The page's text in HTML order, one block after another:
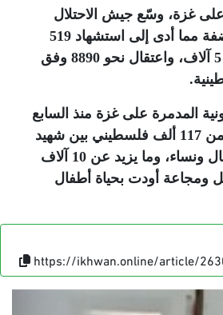
غزة، وسّع جيش الاحتلال
الصهيوني عملياته بالضفة مما أدى إلى استشهاد 519
فلسطينيا وإصابة نحو 5 آلاف، واعتقال نحو 8890 وفق
.
المدمرة على غزة منذ السابع
من أكتوبر 2023 أكثر من 117 ألف فلسطيني بين شهيد
وجريح، معظمهم أطفال ونساء، وما يزيد عن 10 آلاف
ومجاعة أودت بحياة أطفال
https://ikhwan.online/article/